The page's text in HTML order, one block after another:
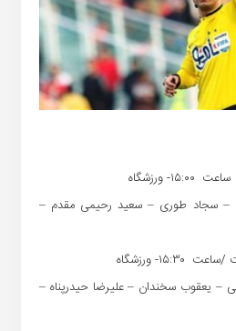
ورزشگاه
– سجاد طوری – سعید رحیمی مقدم –
ورزشگاه
یعقوب سخندان – علیرضا حیدرپناه –